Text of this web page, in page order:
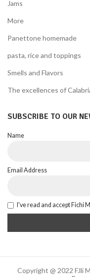
Jams
More
Panettone homemade
pasta, rice and toppings
Smells and Flavors
The excellences of
SUBSCRIBE TO OUR
Name
Email Address
I've read and accept Fichi
Copyright @ 2022 F.lli